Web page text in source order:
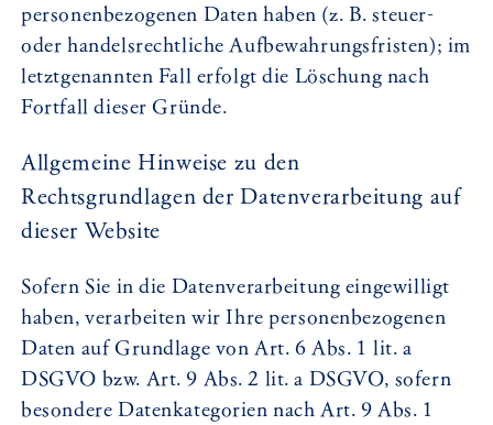
personenbezogenen Daten haben (z. B. steuer-
oder handelsrechtliche Aufbewahrungsfristen); im
letztgenannten Fall erfolgt die Löschung nach
Fortfall dieser Gründe.
Allgemeine Hinweise zu den
Rechtsgrundlagen der Datenverarbeitung auf
dieser Website
Sofern Sie in die Datenverarbeitung eingewilligt
haben, verarbeiten wir Ihre personenbezogenen
Daten auf Grundlage von Art. 6 Abs. 1 lit. a
DSGVO bzw. Art. 9 Abs. 2 lit. a DSGVO, sofern
besondere Datenkategorien nach Art. 9 Abs. 1